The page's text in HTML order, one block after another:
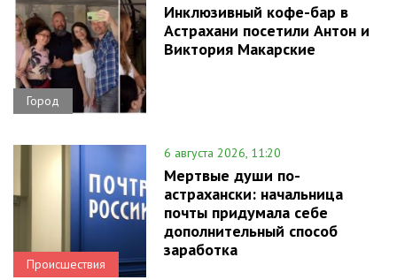
Город
Инклюзивный кофе-бар в
Астрахани посетили Антон и
Виктория Макарские
Происшествия
6 августа 2026, 11:20
Мертвые души по-
астрахански: начальница
почты придумала себе
дополнительный способ
заработка